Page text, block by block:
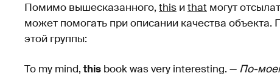
Помимо вышесказанного, this иthat могут
может помогать при описании качества
этой группы:
To my mind, this book was very interesting. — По-